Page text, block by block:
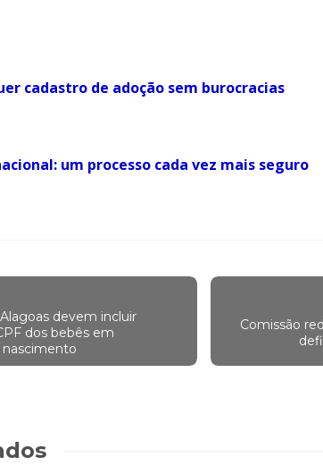
cadastro de adoção sem burocracias
um processo cada vez mais seguro
devem incluir
dos bebês em
Comissão